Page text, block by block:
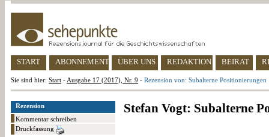
START ABONNEMENT ÜBER UNS REDAKTION BEIRAT
Sie sind hier: Start - Ausgabe 17 (2017), Nr. 9 - Rezension von: Subalterne Positionierungen
Rezension
Kommentar schreiben
Druckfassung
Stefan Vogt: Subalterne